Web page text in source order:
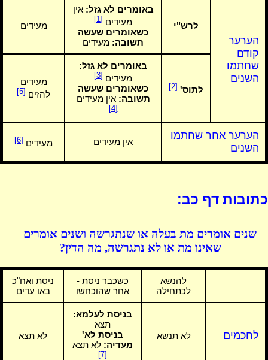
הערער
קודם
שחתמו
השנים
לרש"י
באומרים לא גזל: אין
מעידים [1]
כשאומרים שעשה
תשובה: מעידים
מעידים
לתוס' [2]
באומרים לא גזל:
מעידים [3]
כשאומרים שעשה
תשובה: אין מעידים
[4]
מעידים
להזים [5]
הערער אחר שחתמו
השנים
אין מעידים מעידים [6]
כתובות דף כב:
שנים אומרים מת בעלה או שנתגרשה ושנים אומרים
שאינו מת או לא נתגרשה, מה הדין?
להנשא
לכתחילה
כשכבר ניסת -
אחר שהוכחשו
ניסת ואח"כ
באו עדים
לחכמים לא תנשא
בניסת לעלמא:
תצא
בניסת לא'
מעדיה: לא תצא
[7]
לא תצא